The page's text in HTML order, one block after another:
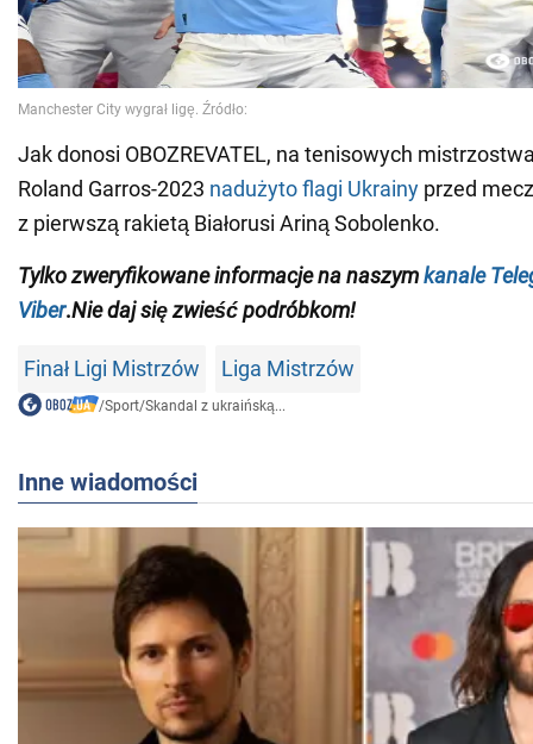
Jak donosi OBOZREVATEL, na tenisowych
Roland Garros-2023 nadużyto flagi Ukrainy przed
z pierwszą rakietą Białorusi Ariną Sobolenko.
Tylkozweryfikowane informacje na naszymkanale
Viber.Nie daj się zwieść podróbkom!
Finał Ligi Mistrzów Liga Mistrzów
/Sport/Skandal z ukraińską...
Inne wiadomości